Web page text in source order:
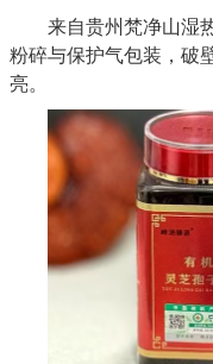
来自贵州梵净山湿
粉碎与保护气包装，破
亮。